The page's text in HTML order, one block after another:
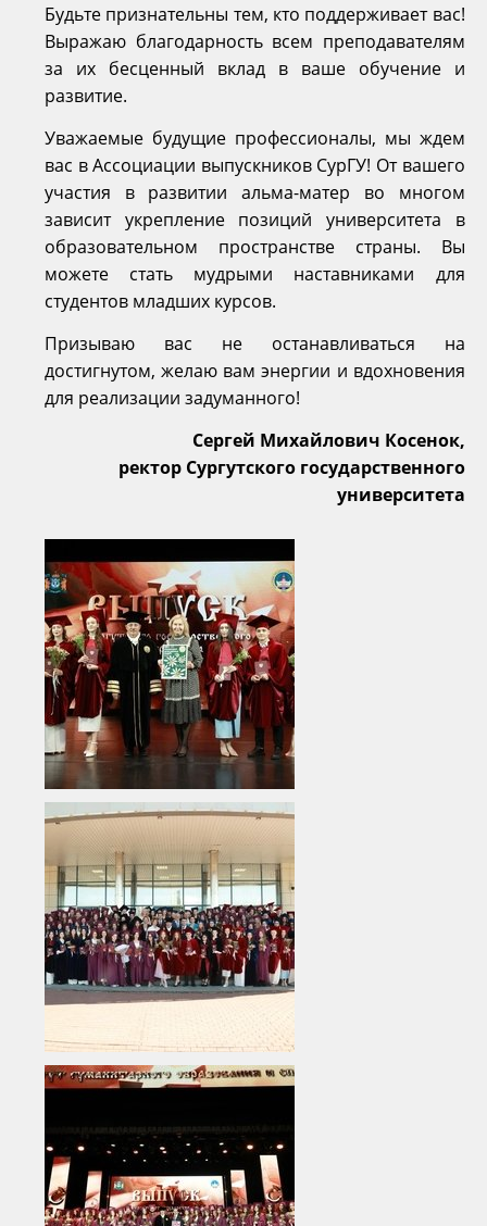
Будьте признательны тем, кто поддерживает вас!
Выражаю благодарность всем преподавателям
за их бесценный вклад в ваше обучение и
развитие.
Уважаемые будущие профессионалы, мы ждем
вас в Ассоциации выпускников СурГУ! От вашего
участия в развитии альма-матер во многом
зависит укрепление позиций университета в
образовательном пространстве страны. Вы
можете стать мудрыми наставниками для
студентов младших курсов.
Призываю вас не останавливаться на
достигнутом, желаю вам энергии и вдохновения
для реализации задуманного!
Сергей Михайлович Косенок,
ректор Сургутского государственного
университета